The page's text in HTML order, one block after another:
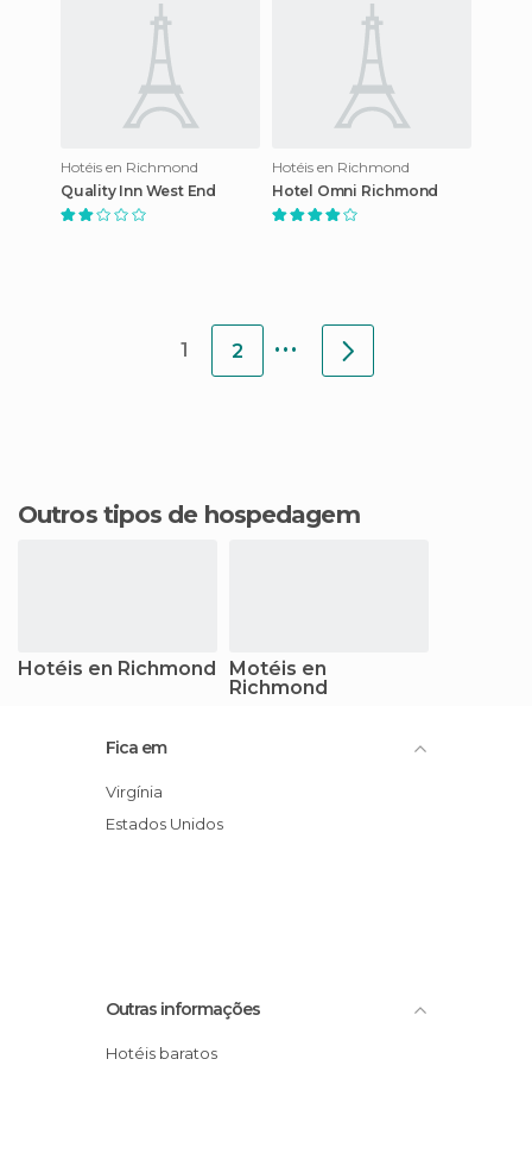
Hotéis en Richmond
Quality Inn West End
Hotéis en Richmond
Hotel Omni Richmond
1 2 ...
Outros tipos de hospedagem
Hotéis en Richmond
Motéis en
Richmond
Fica em
Virgínia
Estados Unidos
Outras informações
Hotéis baratos